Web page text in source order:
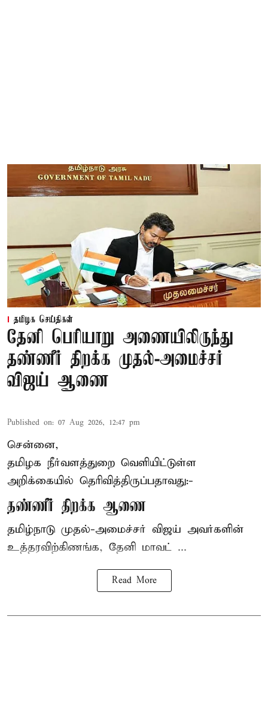
தமிழக செய்திகள்
தேனி பெரியாறு அணையிலிருந்து
தண்ணீர் திறக்க முதல்-அமைச்சர்
விஜய் ஆணை
Published on: 07 Aug 2026, 12:47 pm
சென்னை,
தமிழக நீர்வளத்துறை வெளியிட்டுள்ள
அறிக்கையில் தெரிவித்திருப்பதாவது:-
தண்ணீர் திறக்க ஆணை
தமிழ்நாடு முதல்-அமைச்சர் விஜய் அவர்களின்
உத்தரவிற்கிணங்க, தேனி மாவட் ...
Read More